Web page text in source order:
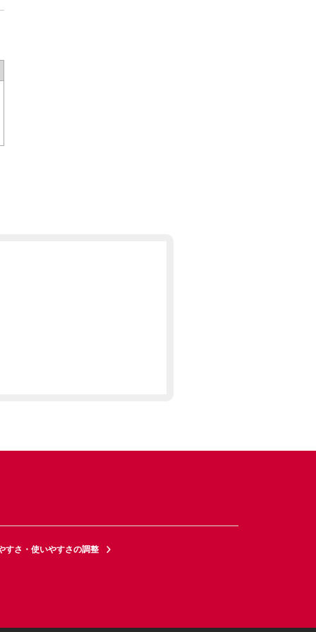
すさ・使いやすさの調整